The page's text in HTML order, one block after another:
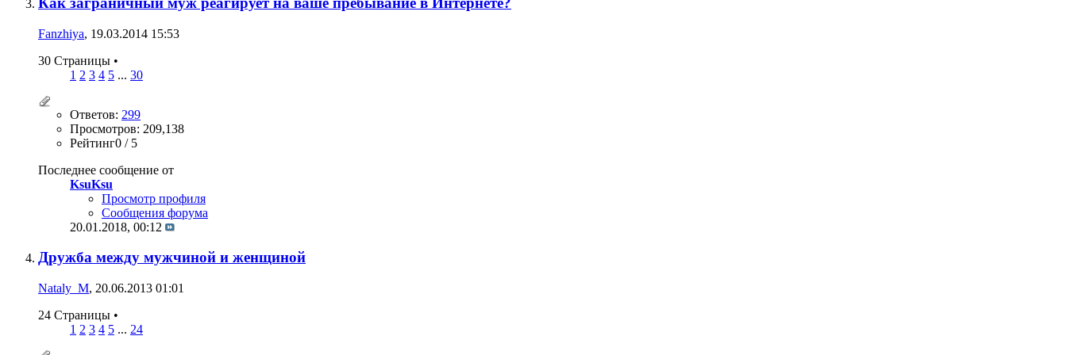
Fanzhiya, 19.03.2014 15:53
30 Страницы •
1 2 3 4 5 ... 30
Ответов: 299
Просмотров: 209,138
Рейтинг0 / 5
Последнее сообщение от
KsuKsu
Просмотр профиля
Сообщения форума
20.01.2018, 00:12
Дружба между мужчиной и женщиной
Nataly_M, 20.06.2013 01:01
24 Страницы •
1 2 3 4 5 ... 24